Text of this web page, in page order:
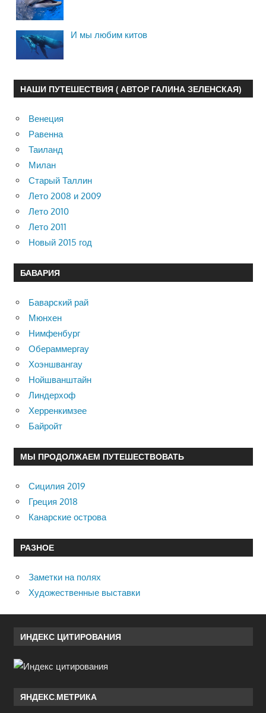
И мы любим китов
НАШИ ПУТЕШЕСТВИЯ ( АВТОР ГАЛИНА ЗЕЛЕНСКАЯ)
Венеция
Равенна
Таиланд
Милан
Старый Таллин
Лето 2008 и 2009
Лето 2010
Лето 2011
Новый 2015 год
БАВАРИЯ
Баварский рай
Мюнхен
Нимфенбург
Обераммергау
Хоэншвангау
Нойшванштайн
Линдерхоф
Херренкимзее
Байройт
МЫ ПРОДОЛЖАЕМ ПУТЕШЕСТВОВАТЬ
Сицилия 2019
Греция 2018
Канарские острова
РАЗНОЕ
Заметки на полях
Художественные выставки
ИНДЕКС ЦИТИРОВАНИЯ
ЯНДЕКС.МЕТРИКА